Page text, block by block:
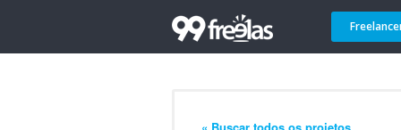
« Buscar todos os projetos